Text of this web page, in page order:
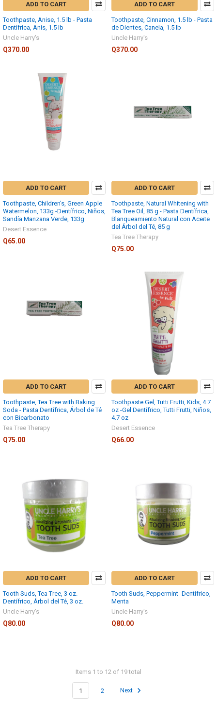
ADD TO CART
Toothpaste, Anise, 1.5 lb - Pasta
Dentífrica, Anís, 1.5 lb
Uncle Harry's
Q370.00
ADD TO CART
Toothpaste, Cinnamon, 1.5 lb - Pasta
de Dientes, Canela, 1.5 lb
Uncle Harry's
Q370.00
ADD TO CART
Toothpaste, Children's, Green Apple
Watermelon, 133g -Dentífrico, Niños,
Sandía Manzana Verde, 133g
Desert Essence
Q65.00
ADD TO CART
Toothpaste, Natural Whitening with
Tea Tree Oil, 85 g - Pasta Dentífrica,
Blanqueamiento Natural con Aceite
del Árbol del Té, 85 g
Tea Tree Therapy
Q75.00
ADD TO CART
Toothpaste, Tea Tree with Baking
Soda - Pasta Dentífrica, Árbol de Té
con Bicarbonato
Tea Tree Therapy
Q75.00
ADD TO CART
Toothpaste Gel, Tutti Frutti, Kids, 4.7
oz -Gel Dentífrico, Tutti Frutti, Niños,
4.7 oz
Desert Essence
Q66.00
ADD TO CART
Tooth Suds, Tea Tree, 3 oz. -
Dentífrico, Árbol del Té, 3 oz.
Uncle Harry's
Q80.00
ADD TO CART
Tooth Suds, Peppermint -Dentífrico,
Menta
Uncle Harry's
Q80.00
Items 1 to 12 of 19 total
1 2 Next